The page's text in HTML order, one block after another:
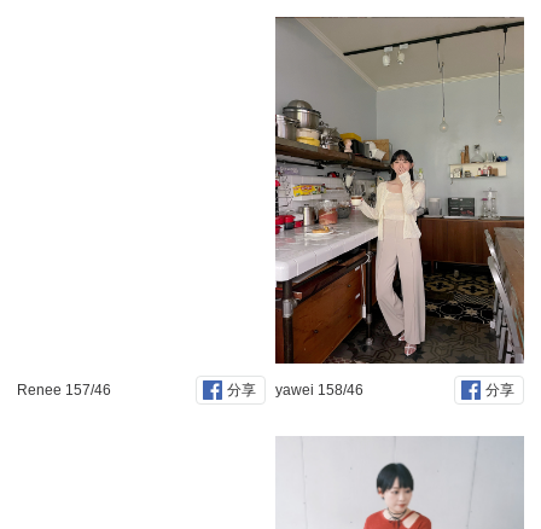
Renee 157/46 分享 yawei 158/46 分享